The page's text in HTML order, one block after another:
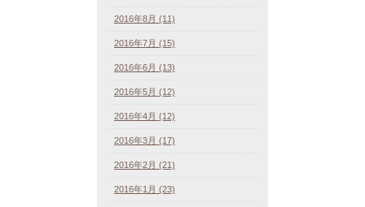
2016年8月 (11)
2016年7月 (15)
2016年6月 (13)
2016年5月 (12)
2016年4月 (12)
2016年3月 (17)
2016年2月 (21)
2016年1月 (23)